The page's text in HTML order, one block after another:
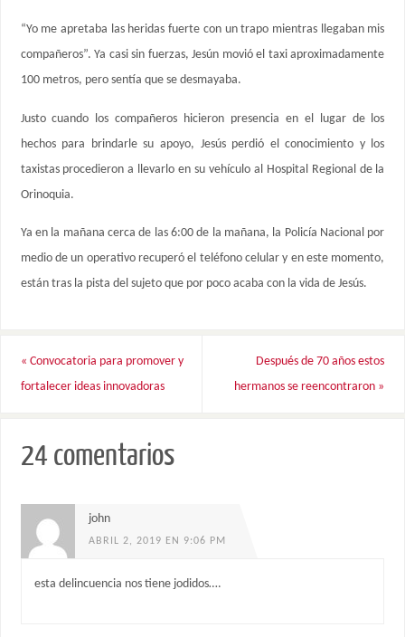
“Yo me apretaba las heridas fuerte con un trapo mientras llegaban mis
compañeros”. Ya casi sin fuerzas, Jesún movió el taxi aproximadamente
100 metros, pero sentía que se desmayaba.
Justo cuando los compañeros hicieron presencia en el lugar de los
hechos para brindarle su apoyo, Jesús perdió el conocimiento y los
taxistas procedieron a llevarlo en su vehículo al Hospital Regional de la
Orinoquia.
Ya en la mañana cerca de las 6:00 de la mañana, la Policía Nacional por
medio de un operativo recuperó el teléfono celular y en este momento,
están tras la pista del sujeto que por poco acaba con la vida de Jesús.
« Convocatoria para promover y
fortalecer ideas innovadoras
Después de 70 años estos
hermanos se reencontraron »
24 comentarios
john
ABRIL 2, 2019 EN 9:06 PM
esta delincuencia nos tiene jodidos….